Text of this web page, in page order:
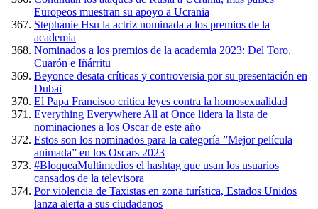
Europeos muestran su apoyo a Ucrania
Stephanie Hsu la actriz nominada a los premios de la
academia
Nominados a los premios de la academia 2023: Del Toro,
Cuarón e Iñárritu
Beyonce desata críticas y controversia por su presentación en
Dubai
El Papa Francisco critica leyes contra la homosexualidad
Everything Everywhere All at Once lidera la lista de
nominaciones a los Oscar de este año
Estos son los nominados para la categoría ”Mejor película
animada” en los Oscars 2023
#BloqueaMultimedios el hashtag que usan los usuarios
cansados de la televisora
Por violencia de Taxistas en zona turística, Estados Unidos
lanza alerta a sus ciudadanos